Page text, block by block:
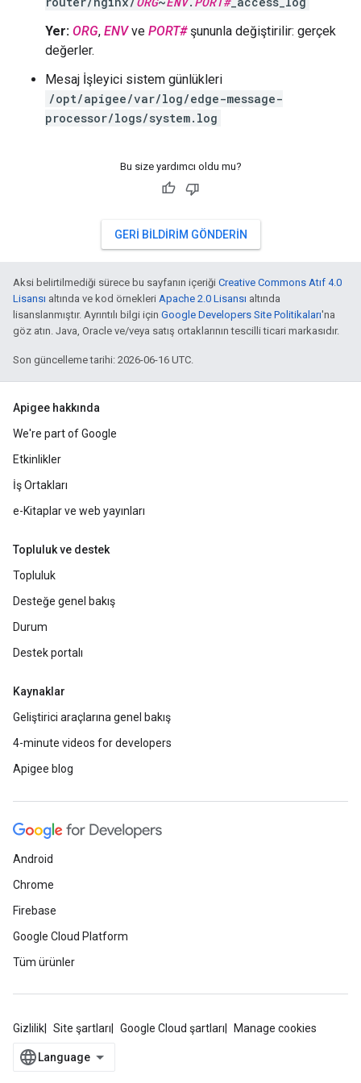
Yer: ORG, ENVve PORT#şununla değiştirilir: gerçek
değerler.
Mesaj İşleyici sistem günlükleri
/opt/apigee/var/log/edge-message-
processor/logs/system.log
Bu size yardımcı oldu mu?
GERI BILDIRIM GÖNDERIN
Aksi belirtilmediği sürece bu sayfanın içeriği Creative Commons Atıf 4.0
Lisansı altında ve kod örnekleri Apache 2.0 Lisansı altında
lisanslanmıştır. Ayrıntılı bilgi için Google Developers Site Politikaları'na
göz atın. Java, Oracle ve/veya satış ortaklarının tescilli ticari markasıdır.
Son güncelleme tarihi: 2026-06-16 UTC.
Apigee hakkında
We're part of Google
Etkinlikler
İş Ortakları
e-Kitaplar ve web yayınları
Topluluk ve destek
Topluluk
Desteğe genel bakış
Durum
Destek portalı
Kaynaklar
Geliştirici araçlarına genel bakış
4-minute videos for developers
Apigee blog
Android
Chrome
Firebase
Google Cloud Platform
Tüm ürünler
Gizlilik Site şartları Google Cloud şartları Manage cookies